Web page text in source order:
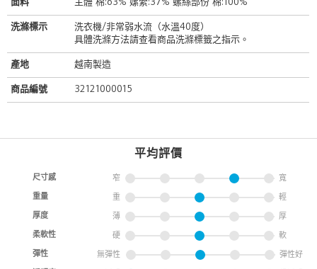
面料 主體 棉:63% 嫘縈:37% 螺絲部份 棉:100%
洗滌標示
洗衣機/非常弱水流（水溫40度）
具體洗滌方法請查看商品洗滌標籤之指示。
產地 越南製造
商品編號 32121000015
平均評價
尺寸感 窄 寬
重量 重 輕
厚度 薄 厚
柔軟性 硬 軟
彈性 無彈性 彈性好